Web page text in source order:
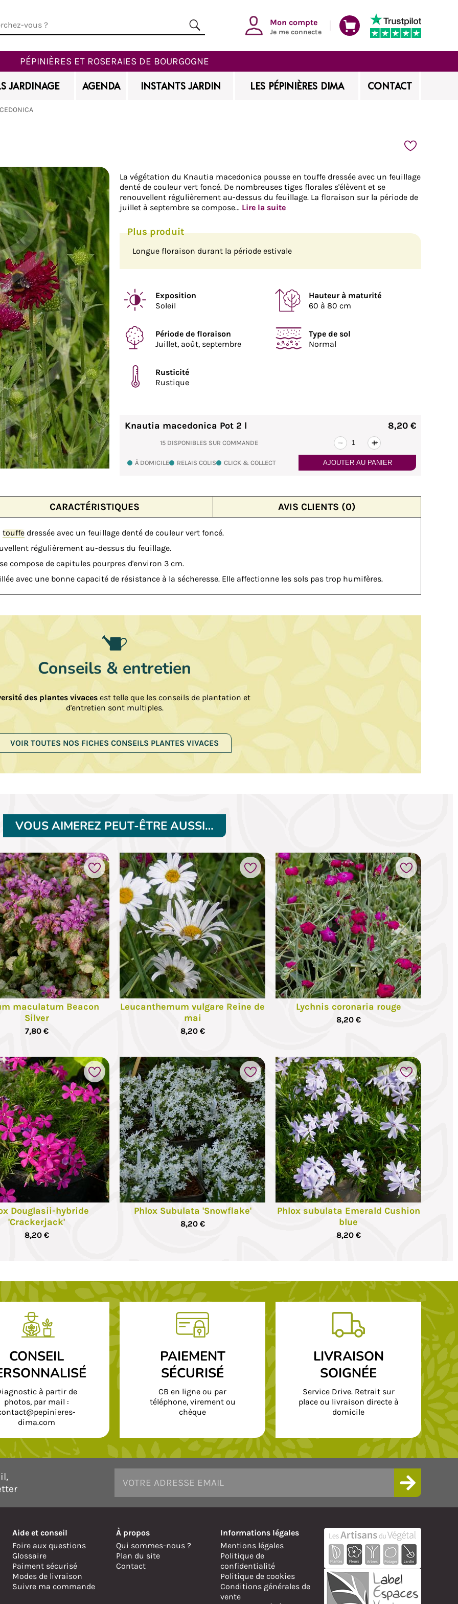
Mon compte
Je me connecte
PÉPINIÈRES ET ROSERAIES DE BOURGOGNE
JARDINAGE AGENDA INSTANTS JARDIN LES PÉPINIÈRES DIMA CONTACT
La végétation du Knautia macedonica pousse en touffe dressée avec un feuillage
denté de couleur vert foncé. De nombreuses tiges florales s'élèvent et se
renouvellent régulièrement au-dessus du feuillage. La floraison sur la période de
juillet à septembre se compose… Lire la suite
Longue floraison durant la période estivale
Exposition
Soleil
Hauteur à maturité
60 à 80 cm
Période de floraison
Juillet, août, septembre
Type de sol
Normal
Rusticité
Rustique
Knautia macedonica Pot 2 l
15 DISPONIBLES SUR COMMANDE - +
8,20 €
À DOMICILE RELAIS COLIS CLICK & COLLECT AJOUTER AU PANIER
CARACTÉRISTIQUES AVIS CLIENTS (0)
touffe dressée avec un feuillage denté de couleur vert foncé.
régulièrement au-dessus du feuillage.
compose de capitules pourpres d'environ 3 cm.
avec une bonne capacité de résistance à la sécheresse. Elle affectionne les sols pas trop humifères.
Conseils & entretien
des plantes vivaces est telle que les conseils de plantation et
d'entretien sont multiples.
VOIR TOUTES NOS FICHES CONSEILS PLANTES VIVACES
VOUS AIMEREZ PEUT-ÊTRE AUSSI…
maculatum Beacon
Silver
7,80 €
Leucanthemum vulgare Reine de
mai
8,20 €
Lychnis coronaria rouge
8,20 €
Ajouter à mes favoris
Douglasii-hybride
'Crackerjack'
8,20 €
Phlox Subulata 'Snowflake'
8,20 €
Phlox subulata Emerald Cushion
blue
8,20 €
Ajouter à mes favoris
CONSEIL
à partir de
photos, par mail :
dima.com
PAIEMENT
SÉCURISÉ
CB en ligne ou par
téléphone, virement ou
chèque
LIVRAISON
SOIGNÉE
Service Drive. Retrait sur
place ou livraison directe à
domicile
Aide et conseil
Foire aux questions
Glossaire
Paiment sécurisé
Modes de livraison
Suivre ma commande
À propos
Qui sommes-nous ?
Plan du site
Contact
Informations légales
Mentions légales
Politique de
confidentialité
Politique de cookies
Conditions générales de
vente